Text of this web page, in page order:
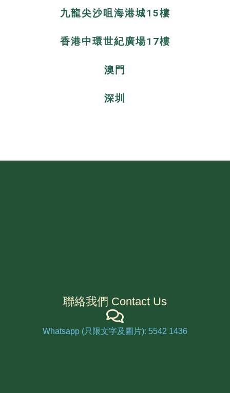
九龍尖沙咀海港城15樓
香港中環世紀廣場17樓
澳門
深圳
聯絡我們 Contact Us
Whatsapp (只限文字及圖片): 5542 1436